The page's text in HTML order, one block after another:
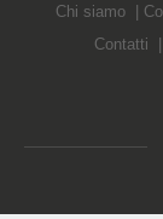
Chi siamo
Contatti